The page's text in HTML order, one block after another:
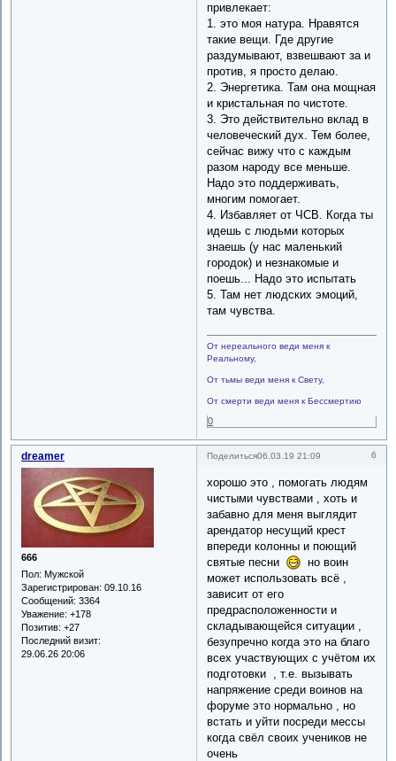
привлекает:
1. это моя натура. Нравятся
такие вещи. Где другие
раздумывают, взвешвают за и
против, я просто делаю.
2. Энергетика. Там она мощная
и кристальная по чистоте.
3. Это действительно вклад в
человеческий дух. Тем более,
сейчас вижу что с каждым
разом народу все меньше.
Надо это поддерживать,
многим помогает.
4. Избавляет от ЧСВ. Когда ты
идешь с людьми которых
знаешь (у нас маленький
городок) и незнакомые и
поешь... Надо это испытать
5. Там нет людских эмоций,
там чувства.
От нереального веди меня к
Реальному,
От тьмы веди меня к Свету,
От смерти веди меня к Бессмертию
0
Поделиться 6
06.03.19 21:09
dreamer
666
Пол: Мужской
Зарегистрирован: 09.10.16
Сообщений: 3364
Уважение: +178
Позитив: +27
Последний визит:
29.06.26 20:06
хорошо это , помогать людям
чистыми чувствами , хоть и
забавно для меня выглядит
арендатор несущий крест
впереди колонны и поющий
святые песни
но воин
может использовать всё ,
зависит от его
предрасположенности и
складывающейся ситуации ,
безупречно когда это на благо
всех участвующих с учётом их
подготовки , т.е. вызывать
напряжение среди воинов на
форуме это нормально , но
встать и уйти посреди мессы
когда свёл своих учеников не
очень